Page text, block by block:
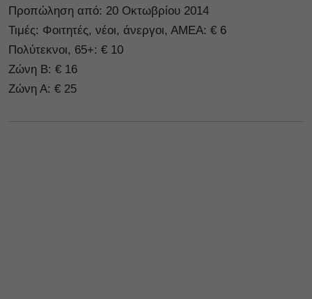
Προπώληση από: 20 Οκτωβρίου 2014
Τιμές: Φοιτητές, νέοι, άνεργοι, ΑΜΕΑ: € 6
Πολύτεκνοι, 65+: € 10
Ζώνη Β: € 16
Ζώνη Α: € 25